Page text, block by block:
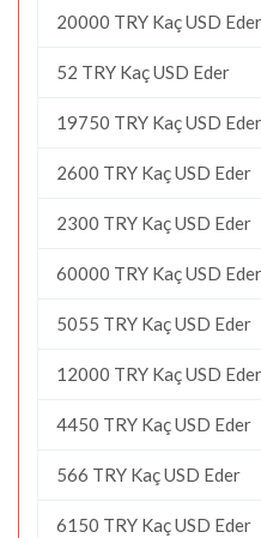
20000 TRY Kaç USD Eder
52 TRY Kaç USD Eder
19750 TRY Kaç USD Eder
2600 TRY Kaç USD Eder
2300 TRY Kaç USD Eder
60000 TRY Kaç USD Eder
5055 TRY Kaç USD Eder
12000 TRY Kaç USD Eder
4450 TRY Kaç USD Eder
566 TRY Kaç USD Eder
6150 TRY Kaç USD Eder